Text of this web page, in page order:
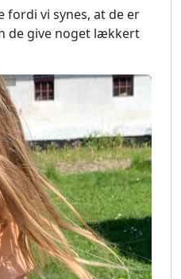
fordi vi synes, at de er
de give noget lækkert